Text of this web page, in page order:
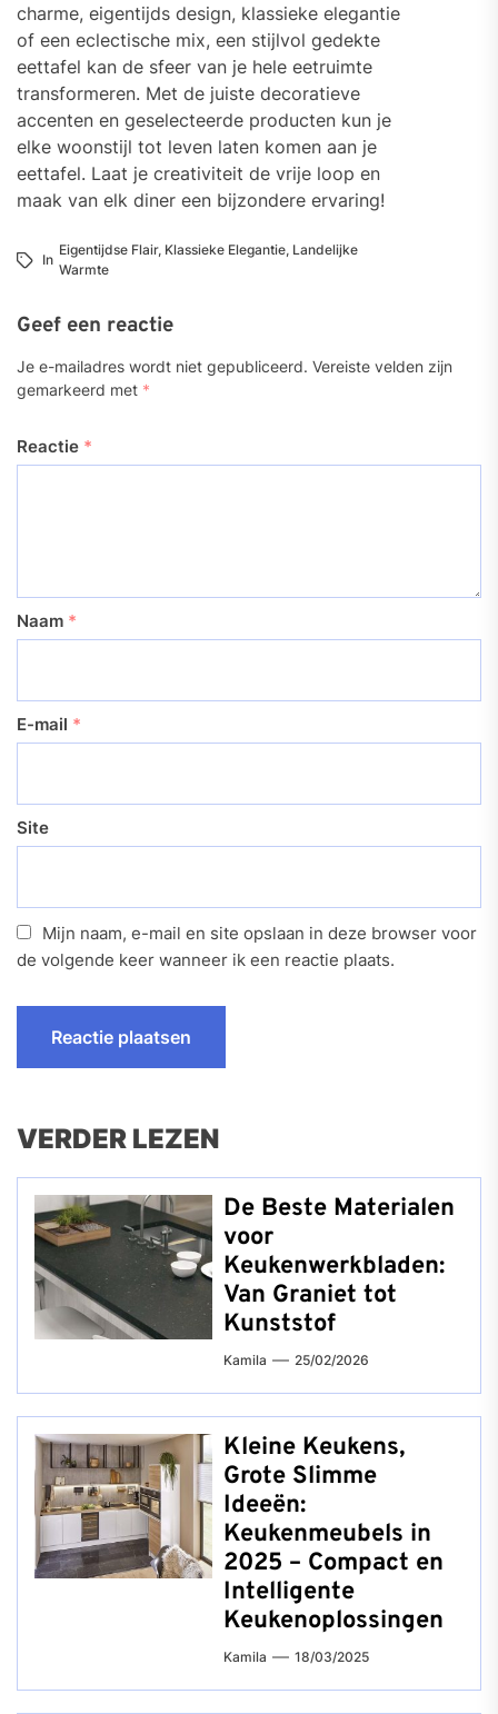
charme, eigentijds design, klassieke elegantie
of een eclectische mix, een stijlvol gedekte
eettafel kan de sfeer van je hele eetruimte
transformeren. Met de juiste decoratieve
accenten en geselecteerde producten kun je
elke woonstijl tot leven laten komen aan je
eettafel. Laat je creativiteit de vrije loop en
maak van elk diner een bijzondere ervaring!
In
Eigentijdse Flair, Klassieke Elegantie, Landelijke
Warmte
Geef een reactie
Je e-mailadres wordt niet gepubliceerd. Vereiste velden zijn
gemarkeerd met *
Reactie *
Naam *
E-mail *
Site
Mijn naam, e-mail en site opslaan in deze browser voor
de volgende keer wanneer ik een reactie plaats.
VERDER LEZEN
De Beste Materialen
voor
Keukenwerkbladen:
Van Graniet tot
Kunststof
Kamila 25/02/2026
Kleine Keukens,
Grote Slimme
Ideeën:
Keukenmeubels in
2025 – Compact en
Intelligente
Keukenoplossingen
Kamila 18/03/2025